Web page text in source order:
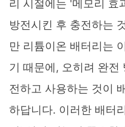
리 시절에는 '메모리 효
방전시킨 후 충전하는
만 리튬이온 배터리는
기 때문에, 오히려 완전
전하고 사용하는 것이
하답니다. 이러한 배터